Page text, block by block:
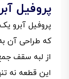
پروفیل
که طراحی آن
از لبه سقف
این قطعه نه